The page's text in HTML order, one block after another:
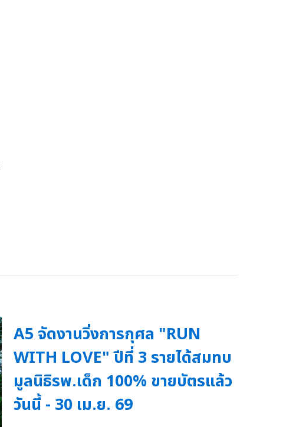
A5 จัดงานวิ่งการกุศล "RUN
WITH LOVE" ปีที่ 3 รายได้สมทบ
มูลนิธิรพ.เด็ก 100% ขายบัตรแล้ว
วันนี้ - 30 เม.ย. 69